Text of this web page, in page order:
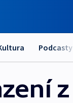
Podcasty
z